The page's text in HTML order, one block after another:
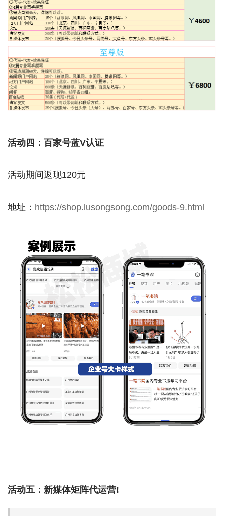
活动四：百家号蓝V认证
活动期间返现120元
地址： https://shop.lusongsong.com/goods-9.html
活动五：新媒体矩阵代运营!